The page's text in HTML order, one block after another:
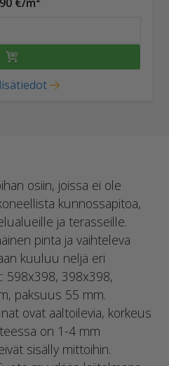
osiin, joissa ei ole
kunnossapitoa,
ja terasseille.
pinta ja vaihteleva
kuuluu neljä eri
598x398, 398x398,
paksuus 55 mm.
ovat aaltoilevia, korkeus
on 1-4 mm
sisälly mittoihin.